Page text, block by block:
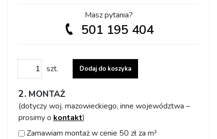
MONTAŻ
(dotyczy woj. mazowieckiego, inne województwa –
prosimy o kontakt)
Zamawiam montaż w cenie 50 zł za m²
Masz pytania?
501 195 404
ilość Dostosuj wzór do swoich potrzeb
szt. Dodaj do koszyka